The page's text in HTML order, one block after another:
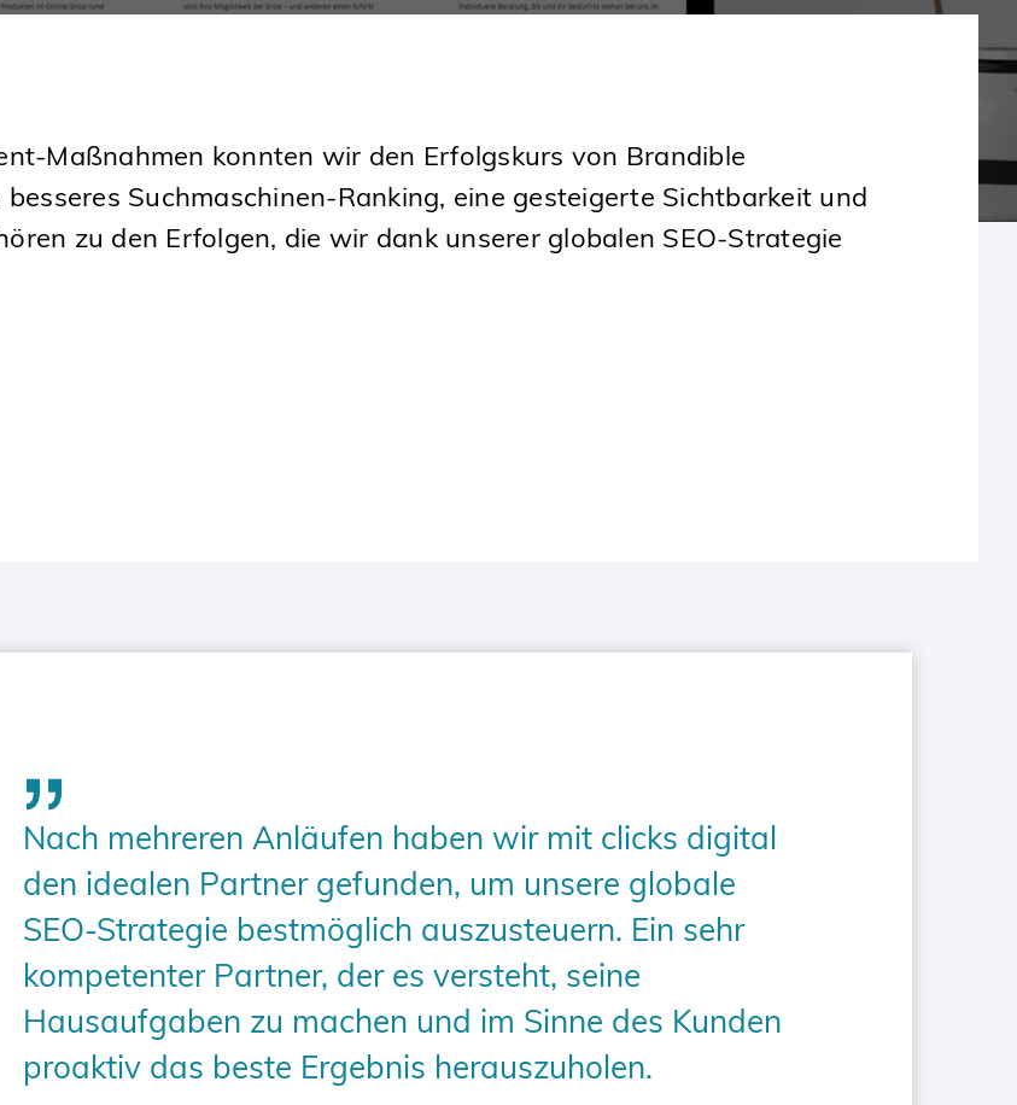
Maßnahmen konnten wir den Erfolgskurs von Brandible
Suchmaschinen-Ranking, eine gesteigerte Sichtbarkeit und
zu den Erfolgen, die wir dank unserer globalen SEO-Strategie
Nach mehreren Anläufen haben wir mit clicks digital
den idealen Partner gefunden, um unsere globale
SEO-Strategie bestmöglich auszusteuern. Ein sehr
kompetenter Partner, der es versteht, seine
Hausaufgaben zu machen und im Sinne des Kunden
proaktiv das beste Ergebnis herauszuholen.